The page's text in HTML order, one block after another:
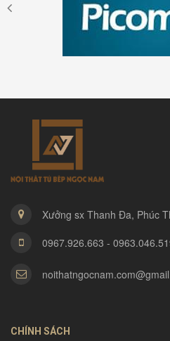
Xưởng sx Thanh Đa, Phúc
0967.926.663 -
CHÍNH SÁCH